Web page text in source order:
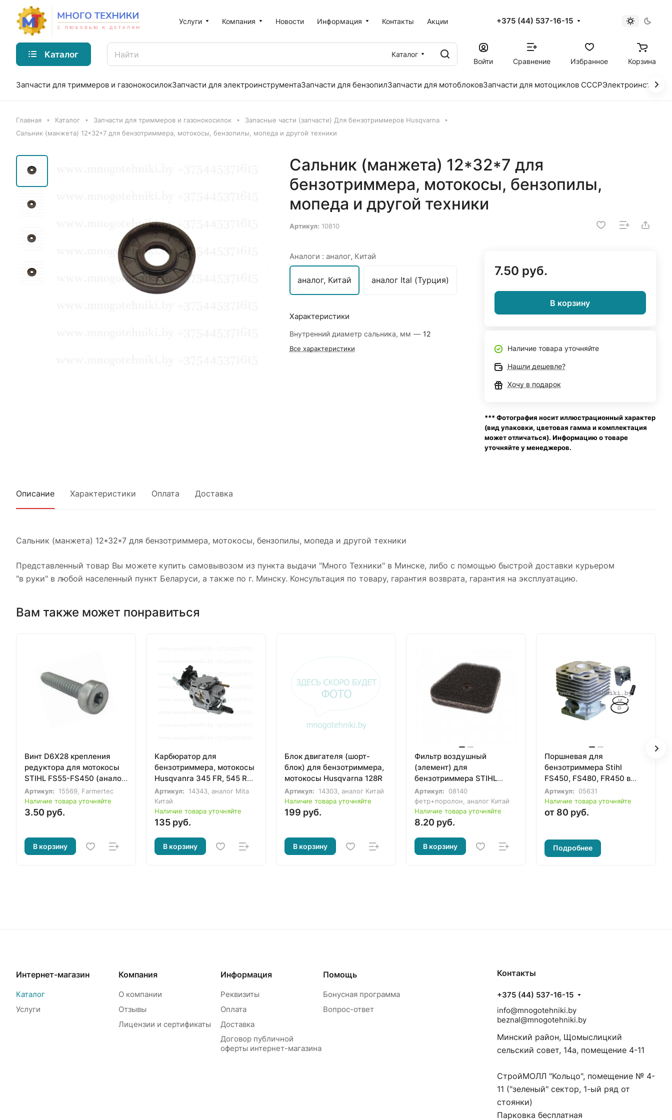
Услуги Компания Новости Информация Контакты Акции +375 (44) 537-16-15
Каталог
Каталог
Войти
Сравнение Избранное Корзина
Запчасти для триммеров и газонокосилокЗапчасти для электроинструментаЗапчасти для бензопилЗапчасти для мотоблоковЗапчасти для мотоциклов СССР
Главная Каталог Запчасти для триммеров и газонокосилок
Запасные части (запчасти) Для бензотриммеров Husqvarna
Сальник (манжета) 12*32*7 для бензотриммера, мотокосы, бензопилы, мопеда и другой техники
Сальник (манжета) 12*32*7 для
бензотриммера, мотокосы, бензопилы,
мопеда и другой техники
Артикул: 10810
Аналоги : аналог, Китай
аналог, Китай аналог Ital (Турция)
Характеристики
Внутренний диаметр сальника, мм — 12
Все характеристики
7.50 руб.
В корзину
Наличие товара уточняйте
Нашли дешевле?
Хочу в подарок
*** Фотография носит иллюстрационный характер
(вид упаковки, цветовая гамма и комплектация
может отличаться). Информацию о товаре
уточняйте у менеджеров.
Описание Характеристики Оплата Доставка
Сальник (манжета) 12*32*7 для бензотриммера, мотокосы, бензопилы, мопеда и другой техники
Представленный товар Вы можете купить самовывозом из пункта выдачи "Много Техники" в Минске, либо с помощью быстрой доставки курьером
"в руки" в любой населенный пункт Беларуси, а также по г. Минску. Консультация по товару, гарантия возврата, гарантия на эксплуатацию.
Вам также может понравиться
Винт D6X28 крепления
редуктора для мотокосы
STIHL FS55-FS450 (аналог
90754784712)
Артикул:
15569, Farmertec
Наличие товара уточняйте
3.50 руб.
В корзину
Карбюратор для
бензотриммера, мотокосы
Husqvanra 345 FR, 545 RX,
FX, FXT
Артикул:
14343, аналог Mita
Китай
Наличие товара уточняйте
135 руб.
В корзину
Блок двигателя (шорт-
блок) для бензотриммера,
мотокосы Husqvarna 128R
Артикул:
14303, аналог Китай
Наличие товара уточняйте
199 руб.
В корзину
Фильтр воздушный
(элемент) для
бензотриммера STIHL
FS90, FS100, FS130
Артикул:
08140
фетр+поролон, аналог Китай
Наличие товара уточняйте
8.20 руб.
В корзину
Поршневая для
бензотриммера Stihl
FS450, FS480, FR450 в
сборе
Артикул:
05631
Наличие товара уточняйте
от 80 руб.
Подробнее
Интернет-магазин
Каталог
Услуги
Компания
О компании
Отзывы
Лицензии и сертификаты
Информация
Реквизиты
Оплата
Доставка
Договор публичной
оферты интернет-магазина
Помощь
Бонусная программа
Вопрос-ответ
Контакты
+375 (44) 537-16-15
info@mnogotehniki.by
beznal@mnogotehniki.by
Минский район, Щомыслицкий
сельский совет, 14а, помещение 4-11
СтройМОЛЛ "Кольцо", помещение № 4-
11 ("зеленый" сектор, 1-ый ряд от
стоянки)
Парковка бесплатная